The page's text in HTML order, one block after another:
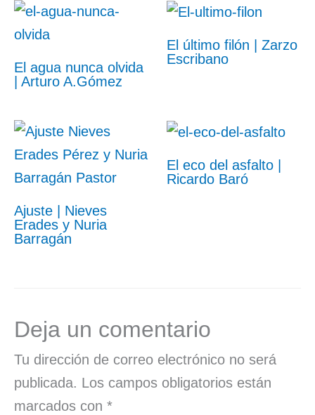
El agua nunca olvida
| Arturo A.Gómez
El último filón | Zarzo
Escribano
Ajuste | Nieves
Erades y Nuria
Barragán
El eco del asfalto |
Ricardo Baró
Deja un comentario
Tu dirección de correo electrónico no será
publicada. Los campos obligatorios están
marcados con *